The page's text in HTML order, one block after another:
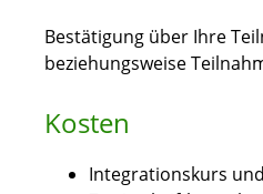
Bestätigung über Ihre
beziehungsweise
Kosten
Integrationskurs und